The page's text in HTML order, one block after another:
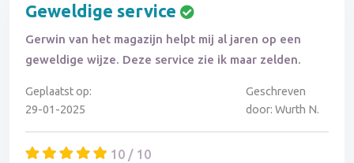
Geweldige service
Gerwin van het magazijn helpt mij al jaren op een
geweldige wijze. Deze service zie ik maar zelden.
Geplaatst op:
29-01-2025
Geschreven
door: Wurth N.
10 / 10